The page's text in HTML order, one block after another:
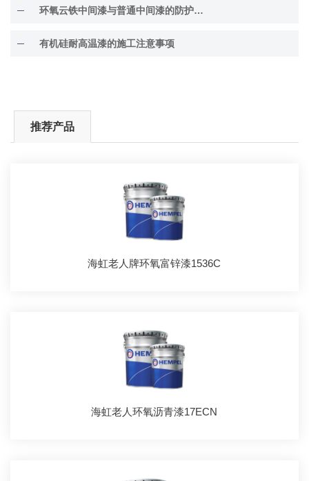
环氧云铁中间漆与普通中间漆的防护差异解析
有机硅耐高温漆的施工注意事项
推荐产品
海虹老人牌环氧富锌漆1536C
海虹老人环氧沥青漆17ECN